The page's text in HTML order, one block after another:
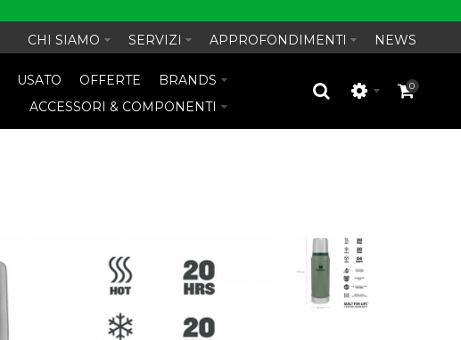
CHI SIAMO SERVIZI APPROFONDIMENTI NEWS
USATO OFFERTE
BRANDS
ACCESSORI & COMPONENTI
0